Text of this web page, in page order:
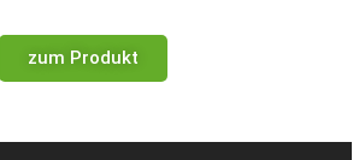
zum Produkt